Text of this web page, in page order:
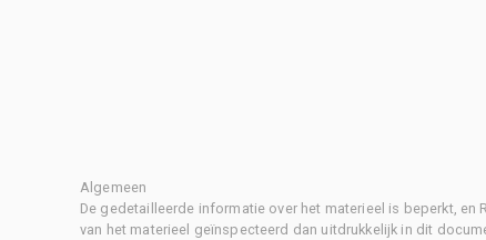
Algemeen
De gedetailleerde informatie over het materieel is beperkt,
van het materieel geïnspecteerd dan uitdrukkelijk in dit